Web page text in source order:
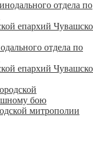
отдела по
епархий
митрополии